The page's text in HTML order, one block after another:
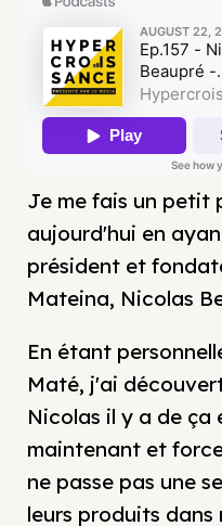
Je me fais un petit
aujourd'hui en
président et
Mateina, Nicolas
En étant
Maté, j'ai
Nicolas il y a de ça
maintenant et
ne passe pas une
leurs produits